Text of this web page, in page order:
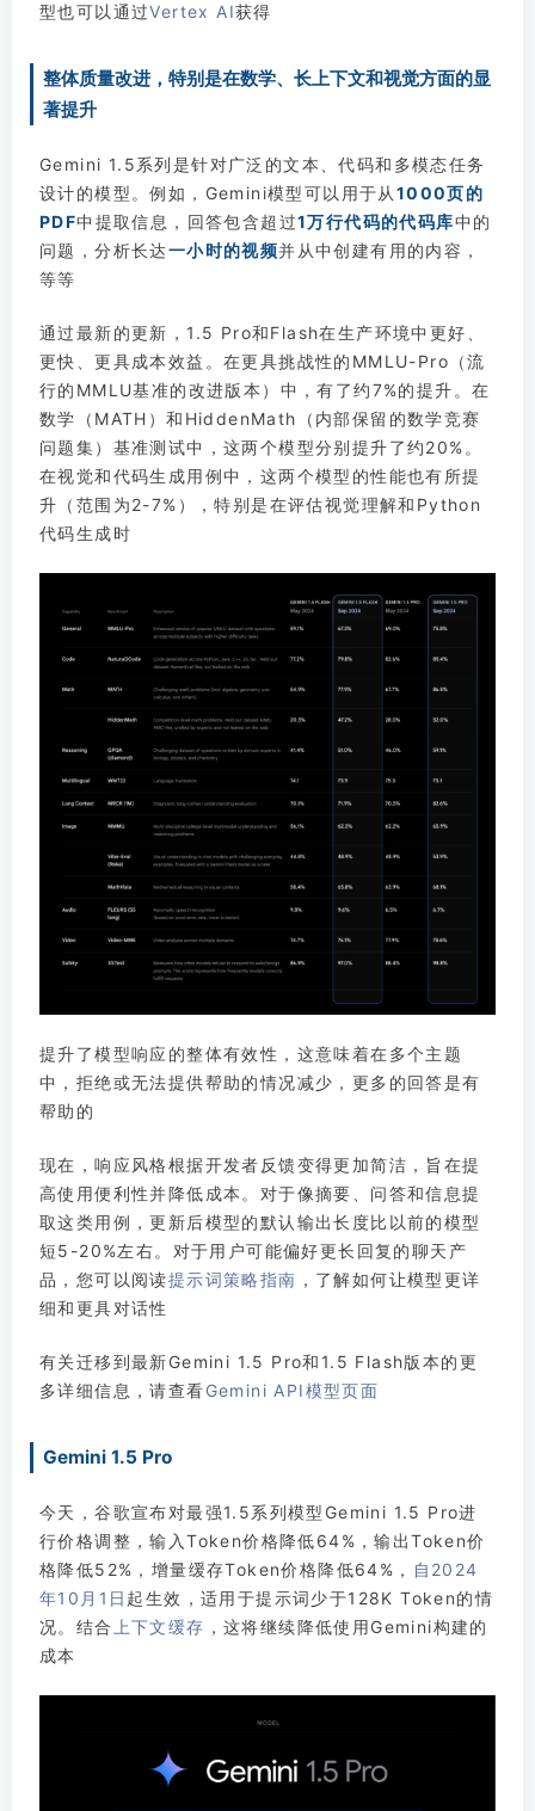
型也可以通过Vertex AI获得
整体质量改进，特别是在数学、长上下文和视觉方面的显
著提升
Gemini 1.5系列是针对广泛的文本、代码和多模态任务
设计的模型。例如，Gemini模型可以用于从 1000页的
PDF中提取信息，回答包含超过1万行代码的代码库中的
问题，分析长达一小时的视频并从中创建有用的内容，
等等
通过最新的更新，1.5 Pro和Flash在生产环境中更好、
更快、更具成本效益。在更具挑战性的MMLU-Pro（流
行的MMLU基准的改进版本）中，有了约7%的提升。在
数学（MATH）和HiddenMath（内部保留的数学竞赛
问题集）基准测试中，这两个模型分别提升了约20%。
在视觉和代码生成用例中，这两个模型的性能也有所提
升（范围为2-7%），特别是在评估视觉理解和Python
代码生成时
提升了模型响应的整体有效性，这意味着在多个主题
中，拒绝或无法提供帮助的情况减少，更多的回答是有
帮助的
现在，响应风格根据开发者反馈变得更加简洁，旨在提
高使用便利性并降低成本。对于像摘要、问答和信息提
取这类用例，更新后模型的默认输出长度比以前的模型
短5-20%左右。对于用户可能偏好更长回复的聊天产
品，您可以阅读提示词策略指南 ，了解如何让模型更详
细和更具对话性
有关迁移到最新Gemini 1.5 Pro和1.5 Flash版本的更
多详细信息，请查看Gemini API模型页面
Gemini 1.5 Pro
今天，谷歌宣布对最强1.5系列模型Gemini 1.5 Pro进
行价格调整，输入Token价格降低64%，输出Token价
格降低52%，增量缓存Token价格降低64%， 自2024
年10月1日 起生效，适用于提示词少于128K Token的情
况。结合 上下文缓存 ，这将继续降低使用Gemini构建的
成本